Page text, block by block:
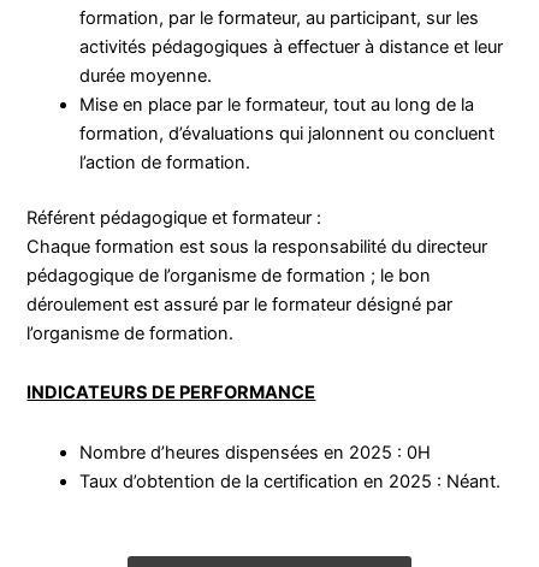
formation, par le formateur, au participant, sur les
activités pédagogiques à effectuer à distance et leur
durée moyenne.
Mise en place par le formateur, tout au long de la
formation, d’évaluations qui jalonnent ou concluent
l’action de formation.
Référent pédagogique et formateur :
Chaque formation est sous la responsabilité du directeur
pédagogique de l’organisme de formation ; le bon
déroulement est assuré par le formateur désigné par
l’organisme de formation.
INDICATEURS DE PERFORMANCE
Nombre d’heures dispensées en 2025 : 0H
Taux d’obtention de la certification en 2025 : Néant.